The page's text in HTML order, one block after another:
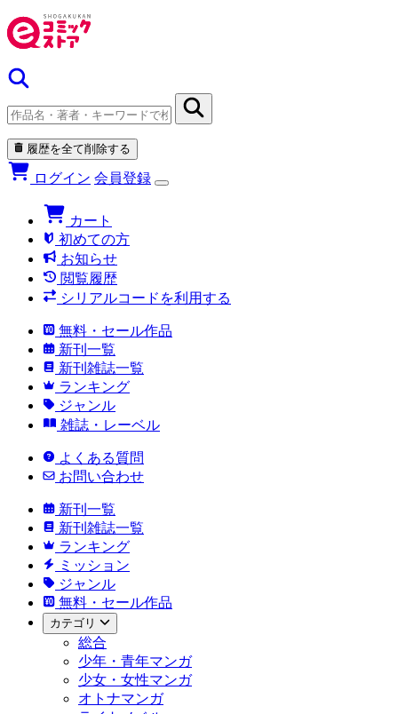
履歴を全て削除する
ログイン 会員登録
カート
初めての方
お知らせ
閲覧履歴
シリアルコードを利用する
無料・セール作品
新刊一覧
新刊雑誌一覧
ランキング
ジャンル
雑誌・レーベル
よくある質問
お問い合わせ
新刊一覧
新刊雑誌一覧
ランキング
ミッション
ジャンル
無料・セール作品
カテゴリ
総合
少年・青年マンガ
少女・女性マンガ
オトナマンガ